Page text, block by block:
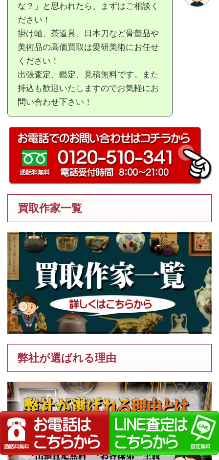
な？」と思われたら、まずはご相談く
ださい！
掛け軸、茶道具、日本刀など骨董品や
美術品の高価買取は愛研美術にお任せ
ください！
出張査定、鑑定、見積無料です。また
持込も歓迎いたしますのでお気軽にお
問い合わせ下さい！
買取作家一覧
弊社が選ばれる理由